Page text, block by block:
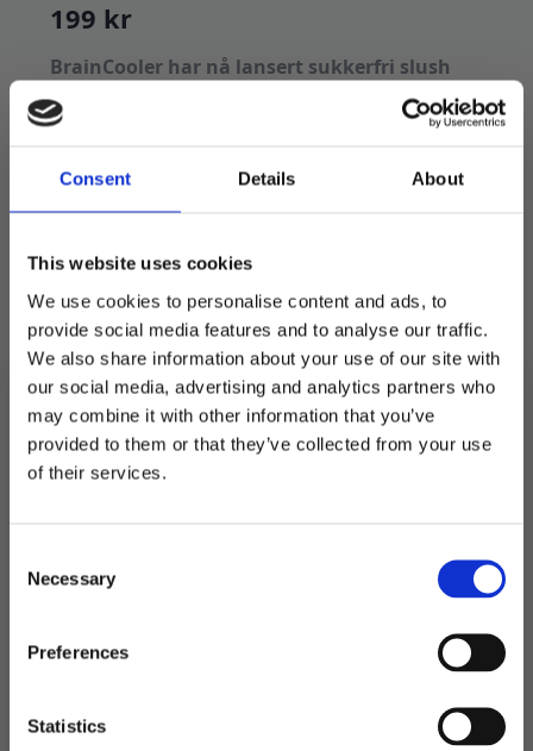
Consent Details About
This website uses cookies
We use cookies to personalise content and ads, to
provide social media features and to analyse our traffic.
We also share information about your use of our site with
our social media, advertising and analytics partners who
may combine it with other information that you’ve
provided to them or that they’ve collected from your use
of their services.
Selection
Necessary
Preferences
Statistics
199 kr
BrainCooler har nå lansert sukkerfri slush
med samme gode smak!
forfriskning.
beholdning har utløpsdato 11.07.2024
Sunny Fruits er en sommerlig blanding av
jordbær og appelsin.
Én enhet (1 liter) BrainCooler slushessens gir
5 liter ferdig slush.
BrainCooler slushessens skal benyttes i
slushmaskin.
Produktnummer:
Relaterte produkter
MELD DEG PÅ NYHETSBREVET